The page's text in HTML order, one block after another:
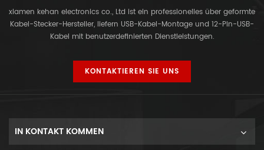
xiamen kehan electronics co., Ltd ist ein professionelles über geformte
Kabel-Stecker-Hersteller, liefern USB-Kabel-Montage und 12-Pin-USB-
Kabel mit benutzerdefinierten Dienstleistungen.
KONTAKTIEREN SIE UNS
IN KONTAKT KOMMEN